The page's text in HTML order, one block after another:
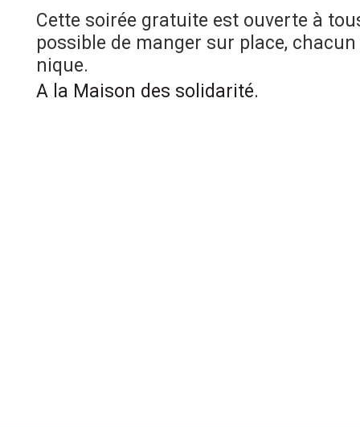
Cette soirée gratuite est ouverte à
possible de manger sur place,
nique.
A la Maison des solidarité.